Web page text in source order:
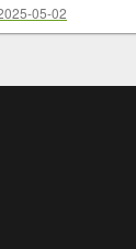
05-02